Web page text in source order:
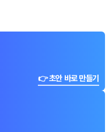
👉 초안 바로 만들기